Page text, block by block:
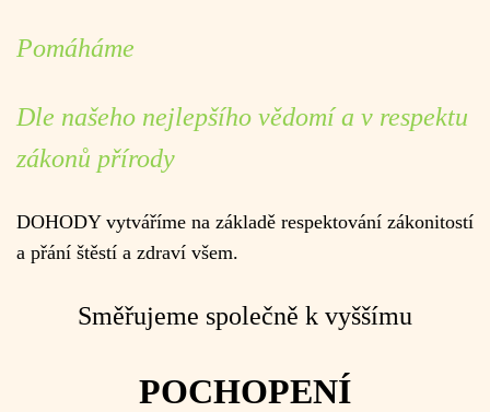
Pomáháme
Dle našeho nejlepšího vědomí a v respektu
zákonů přírody
DOHODY vytváříme na základě respektování zákonitostí
a přání štěstí a zdraví všem.
Směřujeme společně k vyššímu
POCHOPENÍ